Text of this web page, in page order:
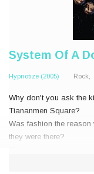
System Of A
Hypnotize (2005) Rock,
Why don't you ask the
Tiananmen Square?
Was fashion the reason
they were there?